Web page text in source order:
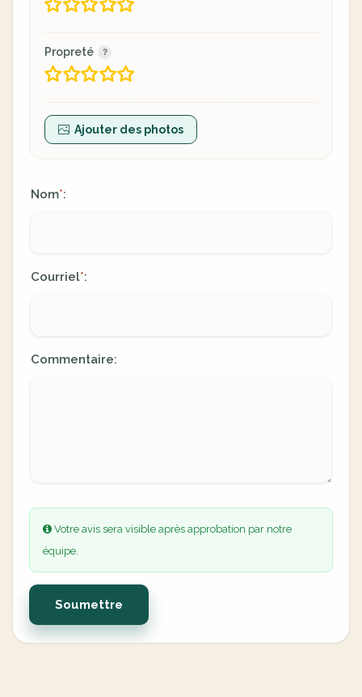
Propreté
Ajouter des photos
Nom*:
Courriel*:
Commentaire:
Votre avis sera visible après approbation par notre
équipe.
Soumettre